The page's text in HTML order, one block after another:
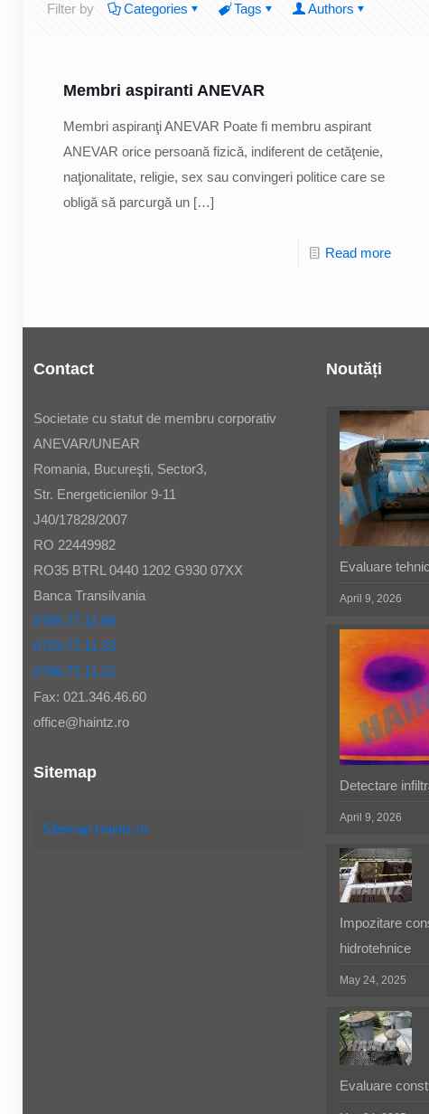
Filter by Categories Tags Authors
Membri aspiranti ANEVAR
Membri aspiranţi ANEVAR Poate fi membru aspirant
ANEVAR orice persoană fizică, indiferent de cetăţenie,
naţionalitate, religie, sex sau convingeri politice care se
obligă să parcurgă un[…]
Read more
Contact
Societate cu statut de membru corporativ
ANEVAR/UNEAR
Romania, Bucureşti, Sector3,
Str. Energeticienilor 9-11
J40/17828/2007
RO 22449982
RO35 BTRL 0440 1202 G930 07XX
Banca Transilvania
0788.77.11.88
0729.77.11.33
0788.77.11.22
Fax: 021.346.46.60
office@haintz.ro
Sitemap
Sitemap Haintz.ro
Noutăți
Evaluare
April 9, 2026
Detectare
April 9, 2026
Impozitare
hidrotehnice
May 24, 2025
Evaluare